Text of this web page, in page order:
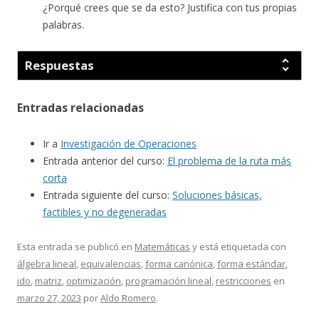
¿Porqué crees que se da esto? Justifica con tus propias
palabras.
Respuestas
Entradas relacionadas
Ir a Investigación de Operaciones
Entrada anterior del curso: El problema de la ruta más
corta
Entrada siguiente del curso: Soluciones básicas,
factibles y no degeneradas
Esta entrada se publicó en Matemáticas y está etiquetada con
álgebra lineal, equivalencias,forma canónica,forma estándar,
ido, matriz, optimización, programación lineal, restricciones en
marzo 27, 2023 porAldo Romero.